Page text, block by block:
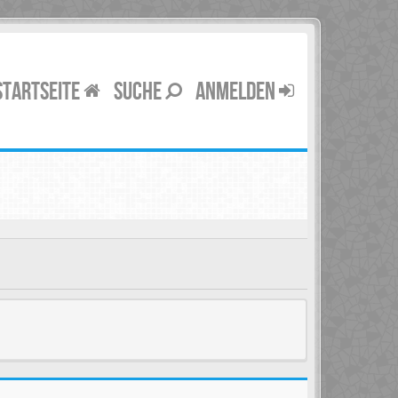
SUCHE ANMELDEN